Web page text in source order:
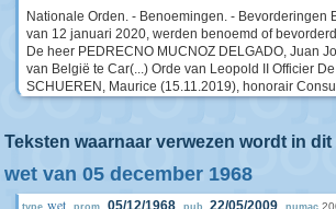
Nationale Orden. - Benoemingen. - Bevorderingen
van 12 januari 2020, werden benoemd of
De heer PEDRECNO MUCNOZ DELGADO, Juan
van België te Car(...) Orde van Leopold II Officier
SCHUEREN, Maurice (15.11.2019), honorair
Teksten waarnaar verwezen wordt in
wet van 05 december 1968
wet